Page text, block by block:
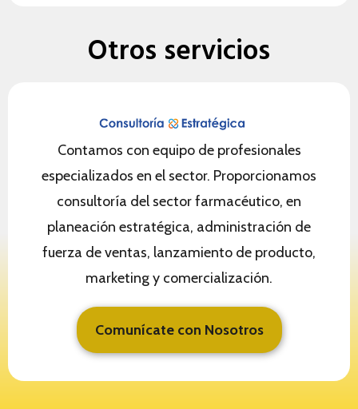
Otros servicios
Contamos con equipo de profesionales
especializados en el sector. Proporcionamos
consultoría del sector farmacéutico, en
planeación estratégica, administración de
fuerza de ventas, lanzamiento de producto,
marketing y comercialización.
Comunícate con Nosotros